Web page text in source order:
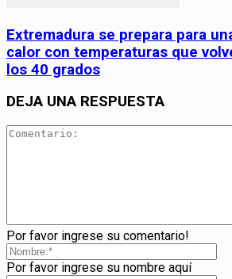
Extremadura se prepara para
calor con temperaturas que
los 40 grados
DEJA UNA RESPUESTA
Por favor ingrese su comentario!
Por favor ingrese su nombre aquí